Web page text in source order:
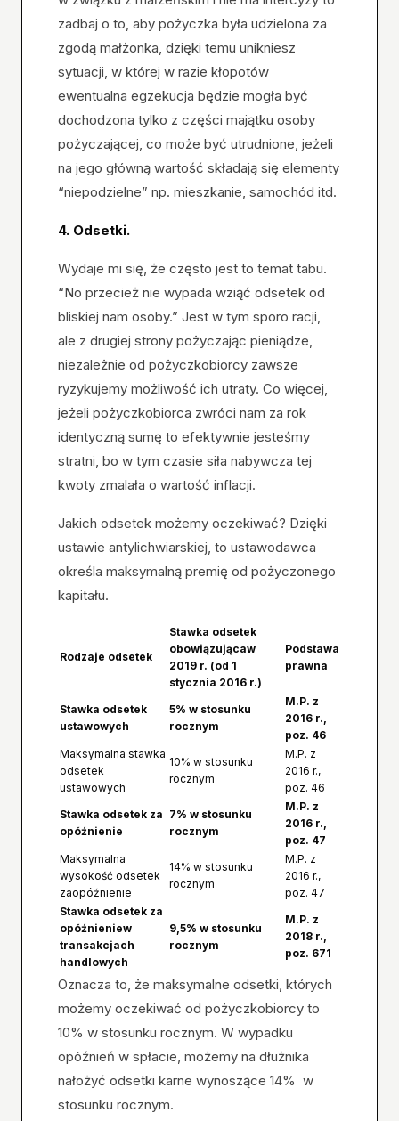
zadbaj o to, aby pożyczka była udzielona za
zgodą małżonka, dzięki temu unikniesz
sytuacji, w której w razie kłopotów
ewentualna egzekucja będzie mogła być
dochodzona tylko z części majątku osoby
pożyczającej, co może być utrudnione, jeżeli
na jego główną wartość składają się elementy
“niepodzielne” np. mieszkanie, samochód itd.
4. Odsetki.
Wydaje mi się, że często jest to temat tabu.
“No przecież nie wypada wziąć odsetek od
bliskiej nam osoby.” Jest w tym sporo racji,
ale z drugiej strony pożyczając pieniądze,
niezależnie od pożyczkobiorcy zawsze
ryzykujemy możliwość ich utraty. Co więcej,
jeżeli pożyczkobiorca zwróci nam za rok
identyczną sumę to efektywnie jesteśmy
stratni, bo w tym czasie siła nabywcza tej
kwoty zmalała o wartość inflacji.
Jakich odsetek możemy oczekiwać? Dzięki
ustawie antylichwiarskiej, to ustawodawca
określa maksymalną premię od pożyczonego
kapitału.
Rodzaje odsetek
Stawka odsetek
obowiązującaw
2019 r. (od 1
stycznia 2016 r.)
Podstawa
prawna
Stawka odsetek
ustawowych
5% w stosunku
rocznym
M.P. z
2016 r.,
poz. 46
Maksymalna stawka
odsetek
ustawowych
10% w stosunku
rocznym
M.P. z
2016 r.,
poz. 46
Stawka odsetek za
opóźnienie
7% w stosunku
rocznym
M.P. z
2016 r.,
poz. 47
Maksymalna
wysokość odsetek
zaopóźnienie
14% w stosunku
rocznym
M.P. z
2016 r.,
poz. 47
Stawka odsetek za
opóźnieniew
transakcjach
handlowych
9,5% w stosunku
rocznym
M.P. z
2018 r.,
poz. 671
Oznacza to, że maksymalne odsetki, których
możemy oczekiwać od pożyczkobiorcy to
10% w stosunku rocznym. W wypadku
opóźnień w spłacie, możemy na dłużnika
nałożyć odsetki karne wynoszące 14% w
stosunku rocznym.